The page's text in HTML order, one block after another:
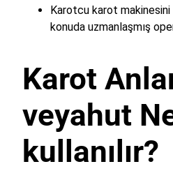
Karotcu karot makinesini
konuda uzmanlaşmış
Karot
veyahut
kullanılır?